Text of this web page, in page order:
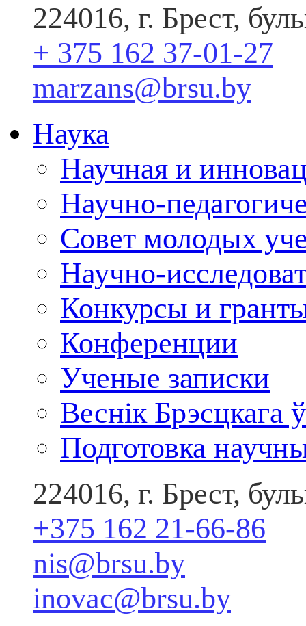
224016, г. Брест,
+ 375 162 37-01-27
marzans@brsu.by
Наука
Научная и
Научно-
Совет молодых
Научно-
Конкурсы и
Конференции
Ученые записки
Веснік Брэсцкага
Подготовка
224016, г. Брест,
+375 162 21-66-86
nis@brsu.by
inovac@brsu.by